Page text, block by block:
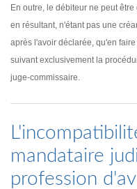
En outre, le débiteur ne peut
en résultant, n'étant pas une
après l'avoir déclarée, qu'en
suivant exclusivement la
juge-commissaire.
mandataire
profession